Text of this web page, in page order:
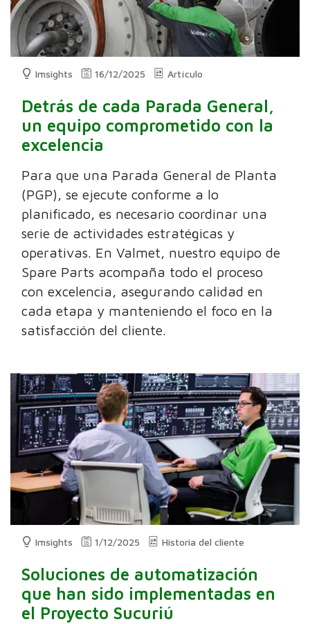
Imsights 16/12/2025 Artículo
Detrás de cada Parada General,
un equipo comprometido con la
excelencia
Para que una Parada General de Planta
(PGP), se ejecute conforme a lo
planificado, es necesario coordinar una
serie de actividades estratégicas y
operativas. En Valmet, nuestro equipo de
Spare Parts acompaña todo el proceso
con excelencia, asegurando calidad en
cada etapa y manteniendo el foco en la
satisfacción del cliente.
Imsights 1/12/2025 Historia del cliente
Soluciones de automatización
que han sido implementadas en
el Proyecto Sucuriú